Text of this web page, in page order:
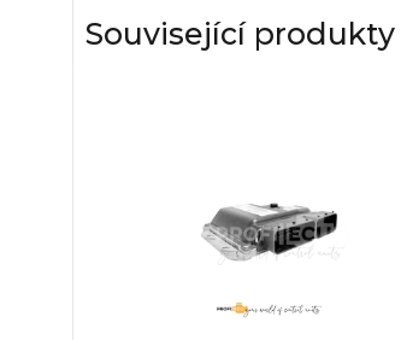
Související produkty